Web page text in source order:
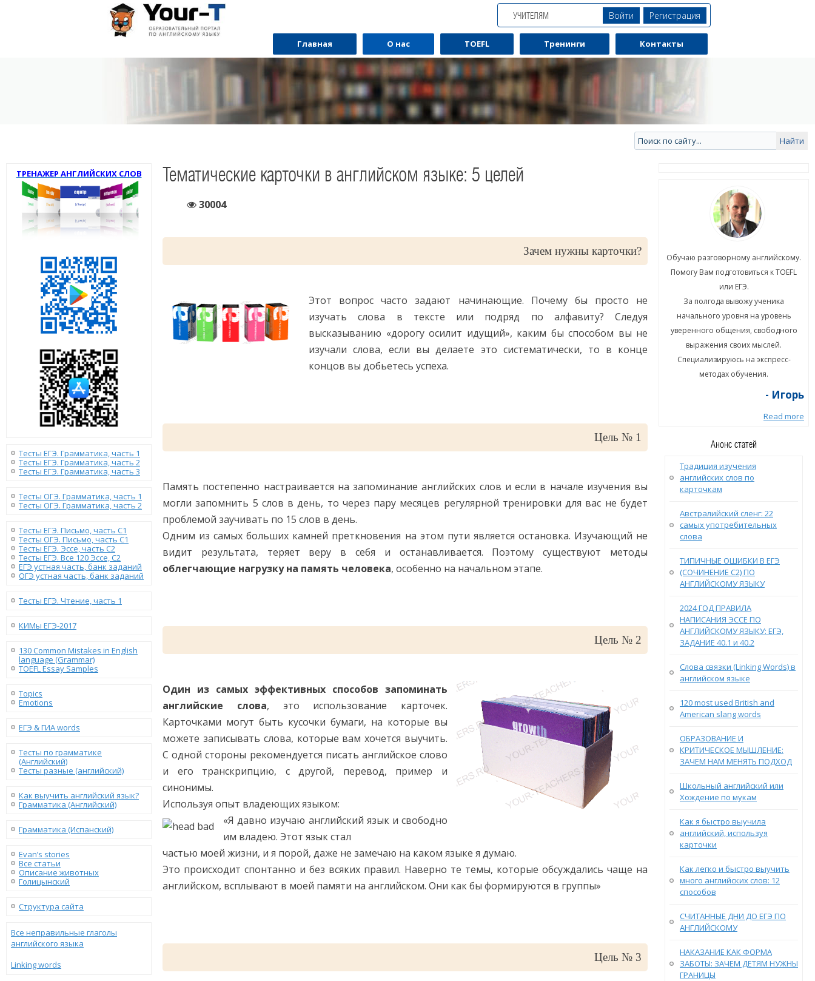
УЧИТЕЛЯМ Войти Регистрация
Главная О нас TOEFL Тренинги Контакты
ТРЕНАЖЕР АНГЛИЙСКИХ СЛОВ
Тесты ЕГЭ. Грамматика, часть 1
Тесты ЕГЭ. Грамматика, часть 2
Тесты ЕГЭ. Грамматика, часть 3
Тесты ОГЭ. Грамматика, часть 1
Тесты ОГЭ. Грамматика, часть 2
Тесты ЕГЭ. Письмо, часть С1
Тесты ОГЭ. Письмо, часть С1
Тесты ЕГЭ. Эссе, часть C2
Тесты ЕГЭ. Все 120 Эссе, C2
ЕГЭ устная часть, банк заданий
ОГЭ устная часть, банк заданий
Тесты ЕГЭ. Чтение, часть 1
КИМы ЕГЭ-2017
130 Сommon Mistakes in English
language (Grammar)
TOEFL Essay Samples
Topics
Emotions
ЕГЭ & ГИА words
Тесты по грамматике
(Английский)
Тесты разные (английский)
Как выучить английский язык?
Грамматика (Английский)
Грамматика (Испанский)
Evan’s stories
Все статьи
Описание животных
Голицынский
Структура сайта
Все неправильные глаголы
английского языка
Linking words
Тематические карточки в английском языке: 5 целей
30004
Зачем нужны карточки?
Этот вопрос часто задают начинающие. Почему бы просто не
изучать слова в тексте или подряд по алфавиту? Следуя
высказыванию «дорогу осилит идущий», каким бы способом вы не
изучали слова, если вы делаете это систематически, то в конце
концов вы добьетесь успеха.
Цель № 1
Память постепенно настраивается на запоминание английских слов и если в начале изучения вы
могли запомнить 5 слов в день, то через пару месяцев регулярной тренировки для вас не будет
проблемой заучивать по 15 слов в день.
Одним из самых больших камней преткновения на этом пути является остановка. Изучающий не
видит результата, теряет веру в себя и останавливается. Поэтому существуют методы
облегчающие нагрузку на память человека, особенно на начальном этапе.
Цель № 2
Один из самых эффективных способов запоминать
английские слова, это использование карточек.
Карточками могут быть кусочки бумаги, на которые вы
можете записывать слова, которые вам хочется выучить.
С одной стороны рекомендуется писать английское слово
и его транскрипцию, с другой, перевод, пример и
синонимы.
Используя опыт владеющих языком:
«Я давно изучаю английский язык и свободно
им владею. Этот язык стал
частью моей жизни, и я порой, даже не замечаю на каком языке я думаю.
Это происходит спонтанно и без всяких правил. Наверно те темы, которые обсуждались чаще на
английском, всплывают в моей памяти на английском. Они как бы формируются в группы»
Цель № 3
За полгода вывожу ученика
начального уровня на уровень
уверенного общения, свободного
методах обучения.
Обучаю разговорному английскому.
За полгода вывожу ученика
начального уровня на уровень
уверенного общения, свободного
Обучаю разговорному английскому.
Помогу Вам подготовиться к TOEFL
или ЕГЭ.
За полгода вывожу ученика
начального уровня на уровень
уверенного общения, свободного
выражения своих мыслей.
Специализируюсь на экспресс-
методах обучения.
- Игорь
Read more
Анонс статей
Традиция изучения
английских слов по
карточкам
Австралийский сленг: 22
самых употребительных
слова
ТИПИЧНЫЕ ОШИБКИ В ЕГЭ
(СОЧИНЕНИЕ С2) ПО
АНГЛИЙСКОМУ ЯЗЫКУ
2024 ГОД ПРАВИЛА
НАПИСАНИЯ ЭССЕ ПО
АНГЛИЙСКОМУ ЯЗЫКУ: ЕГЭ,
ЗАДАНИЕ 40.1 и 40.2
Слова связки (Linking Words) в
английском языке
120 most used British and
American slang words
ОБРАЗОВАНИЕ И
КРИТИЧЕСКОЕ МЫШЛЕНИЕ:
ЗАЧЕМ НАМ МЕНЯТЬ ПОДХОД
Школьный английский или
Хождение по мукам
Как я быстро выучила
английский, используя
карточки
Как легко и быстро выучить
много английских слов: 12
способов
СЧИТАННЫЕ ДНИ ДО ЕГЭ ПО
АНГЛИЙСКОМУ
НАКАЗАНИЕ КАК ФОРМА
ЗАБОТЫ: ЗАЧЕМ ДЕТЯМ НУЖНЫ
ГРАНИЦЫ